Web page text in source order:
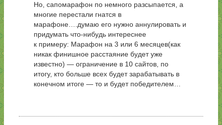
Но, сапомарафон по немного разсыпается, а
многие перестали гнатся в
марафоне….думаю его нужно аннулировать и
придумать что-нибудь интереснее
к примеру: Марафон на 3 или 6 месяцев(как
никак финишное расстаяние будет уже
известно) — ограничение в 10 сайтов, по
итогу, кто больше всех будет зарабатывать в
конечном итоге — то и будет победителем…